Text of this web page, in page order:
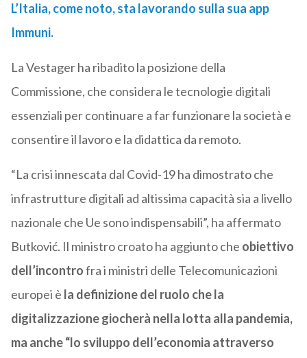
L’Italia, come noto, sta lavorando sulla sua app
Immuni.
La Vestager ha ribadito la posizione della
Commissione, che considera le tecnologie digitali
essenziali per continuare a far funzionare la società e
consentire il lavoro e la didattica da remoto.
“La crisi innescata dal Covid-19 ha dimostrato che
infrastrutture digitali ad altissima capacità sia a livello
nazionale che Ue sono indispensabili”, ha affermato
Butković. Il ministro croato ha aggiunto che obiettivo
dell’incontrofra i ministri delle Telecomunicazioni
europei è la definizione del ruolo che la
digitalizzazione giocherà nella lotta alla pandemia,
ma anche “lo sviluppo dell’economia attraverso